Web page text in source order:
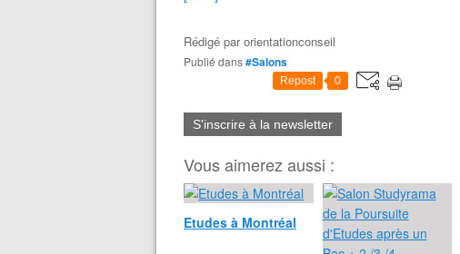
Rédigé parorientationconseil
Publié dans#Salons
Repost 0
S'inscrire à la newsletter
Vous aimerez aussi :
Etudes à Montréal